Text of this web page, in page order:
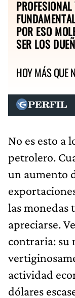
POR ESO
SER LOS
HOY MÁS QUE
No es esto a
petrolero.
un aumento
las monedas
apreciarse.
contraria: su
actividad
dólares